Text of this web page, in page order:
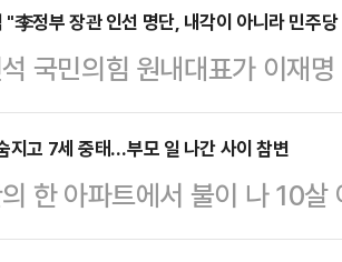
장관의 발언 이후 이란과 이
트럼프 미국 대통령은 이란
공격을 멈출 것이…
보인다.24일 한국거래소에
전 거래일 대비
시간 에코프로와 함께 2차전
프(6.44%), 삼성
등도 오르고 있다.이
"李정부 장관 인선 명단, 내각이 아니라 민주
국민의힘 원내대표가 이재
해 "한 마디로 내각이 아닌 더
웠다.송언석 원내대표는 24일
서 "능력이나 전문성보다 논
있다"고 지적했다.앞서 이
지고 7세 중태…부모 일 나간 사이 참변
한 아파트에서 불이 나 10
.24일 경찰과 소방 당국에